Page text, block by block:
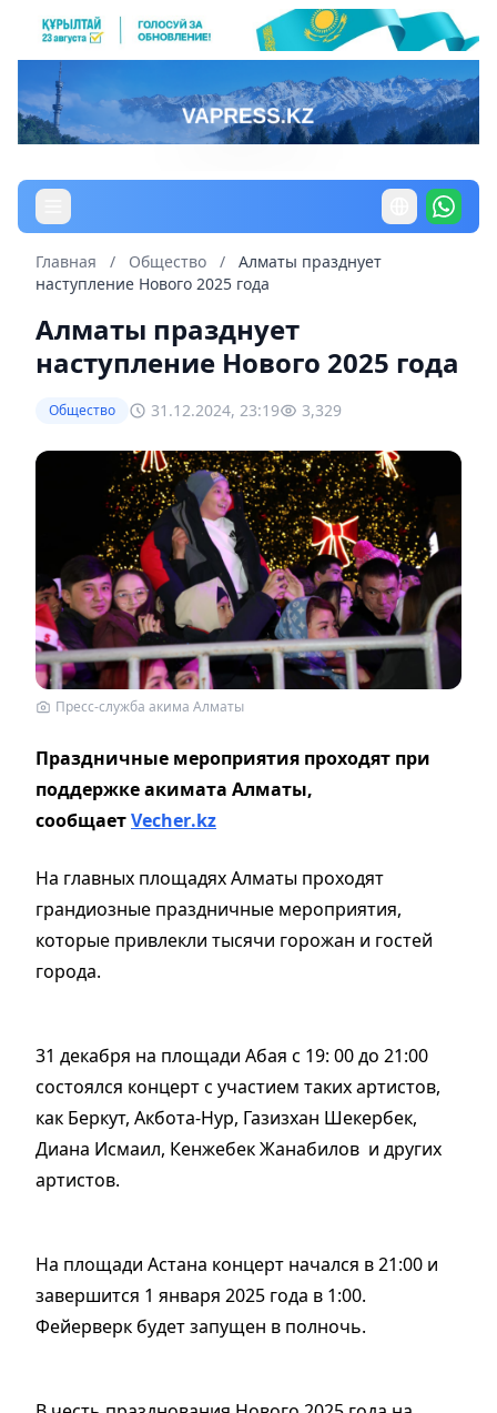
Главная / Общество /
Алматы празднует
наступление Нового 2025 года
Алматы празднует
наступление Нового 2025 года
Общество 31.12.2024, 23:19 3,329
Пресс-служба акима Алматы
Праздничные мероприятия проходят при
поддержке акимата Алматы,
сообщаетVecher.kz
На главных площадях Алматы проходят
грандиозные праздничные мероприятия,
которые привлекли тысячи горожан и гостей
города.
31 декабря на площади Абая с 19: 00 до 21:00
состоялся концерт с участием таких артистов,
как Беркут, Акбота-Нур, Газизхан Шекербек,
Диана Исмаил, Кенжебек Жанабилов и других
артистов.
На площади Астана концерт начался в 21:00 и
завершится 1 января 2025 года в 1:00.
Фейерверк будет запущен в полночь.